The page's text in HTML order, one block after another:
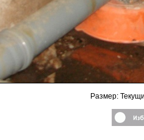
Размер: